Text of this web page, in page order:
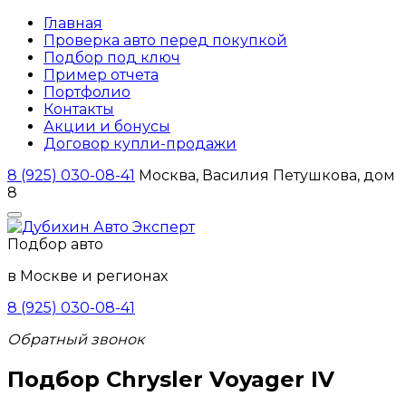
Главная
Проверка авто перед покупкой
Подбор под ключ
Пример отчета
Портфолио
Контакты
Акции и бонусы
Договор купли-продажи
8 (925) 030-08-41 Москва, Василия Петушкова, дом
8
Подбор авто
в Москве и регионах
8 (925) 030-08-41
Обратный звонок
Подбор Chrysler Voyager IV